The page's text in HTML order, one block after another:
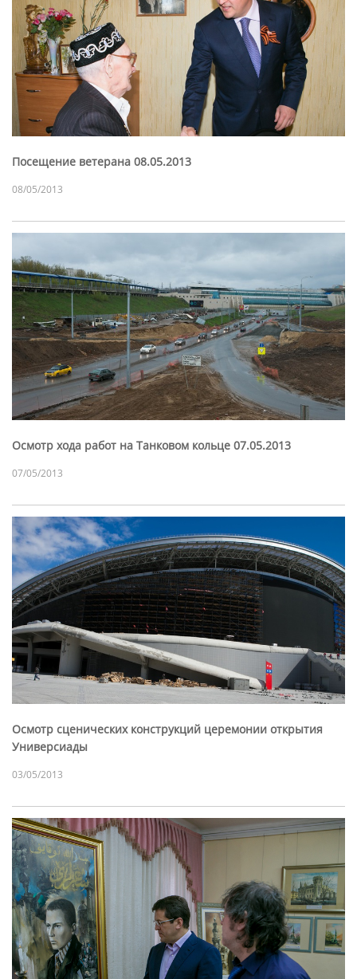
Посещение ветерана 08.05.2013
08/05/2013
Осмотр хода работ на Танковом кольце 07.05.2013
07/05/2013
Осмотр сценических конструкций церемонии открытия
Универсиады
03/05/2013